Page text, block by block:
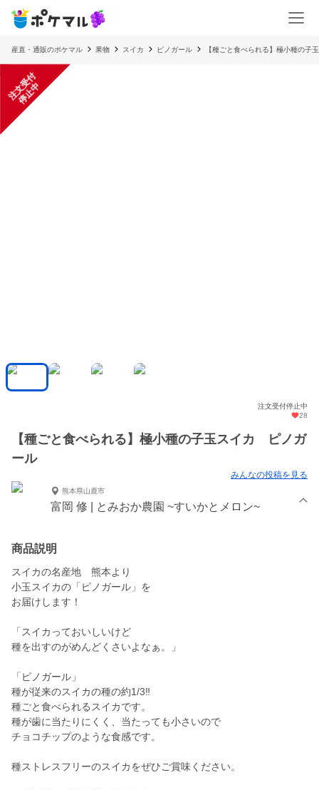
産直・通販のポケマル 果物 スイカ ピノガール 【種ごと食べられる】極小種の
注
文
受
付
停
止
中
注文受付停止中
28
【種ごと食べられる】極小種の子玉スイカ ピノガ
ール
みんなの投稿を見る
熊本県山鹿市
富岡 修 | とみおか農園 ~すいかとメロン~
商品説明
スイカの名産地 熊本より
小玉スイカの「ピノガール」を
お届けします！
「スイカっておいしいけど
種を出すのがめんどくさいよなぁ。」
「ピノガール」
種が従来のスイカの種の約1/3‼
種ごと食べられるスイカです。
種が歯に当たりにくく、当たっても小さいので
チョコチップのような食感です。
種ストレスフリーのスイカをぜひご賞味ください。